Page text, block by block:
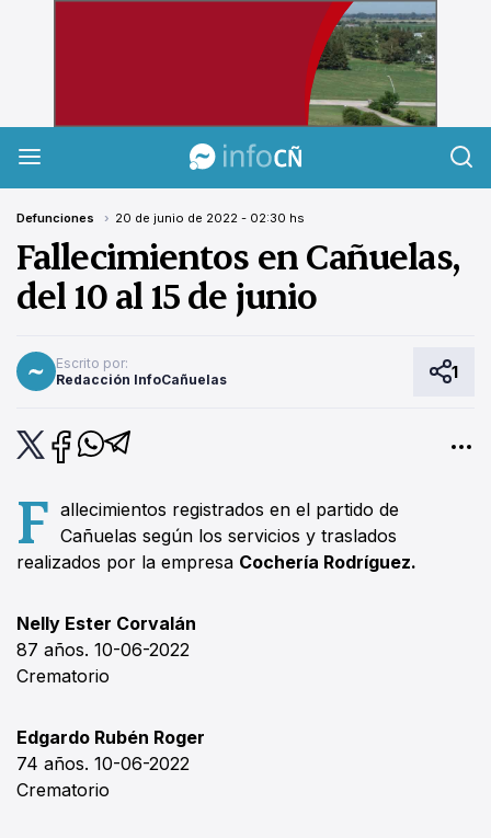
InfoCañuelas
Defunciones 20 de junio de 2022 - 02:30 hs
Fallecimientos en Cañuelas,
del 10 al 15 de junio
Escrito por:
Redacción InfoCañuelas
1
F allecimientos registrados en el partido de
Cañuelas según los servicios y traslados
realizados por la empresa Cochería Rodríguez.
Nelly Ester Corvalán
87 años. 10-06-2022
Crematorio
Edgardo Rubén Roger
74 años. 10-06-2022
Crematorio